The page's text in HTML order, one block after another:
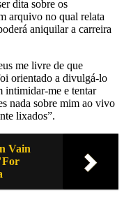
dita sobre os
arquivo no qual relata
aniquilar a carreira
me livre de que
orientado a divulgá-lo
intimidar-me e tentar
nada sobre mim ao vivo
lixados”.
Vain